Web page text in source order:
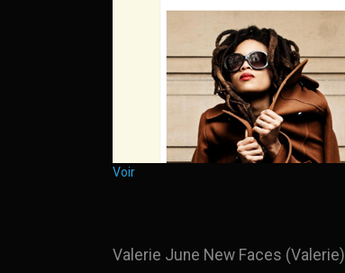
Voir
Valerie June New Faces (Valerie)